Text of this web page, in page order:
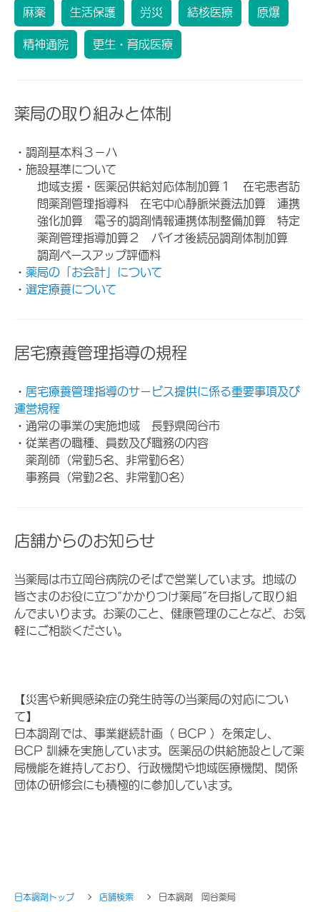
麻薬 生活保護 労災 結核医療 原爆
精神通院 更生・育成医療
薬局の取り組みと体制
・調剤基本料３－ハ
・施設基準について
地域支援・医薬品供給対応体制加算１ 在宅患者訪
問薬剤管理指導料 在宅中心静脈栄養法加算 連携
強化加算 電子的調剤情報連携体制整備加算 特定
薬剤管理指導加算２ バイオ後続品調剤体制加算
調剤ベースアップ評価料
・ 薬局の「お会計」について
・ 選定療養について
居宅療養管理指導の規程
・ 居宅療養管理指導のサービス提供に係る重要事項及び
運営規程
・通常の事業の実施地域 長野県岡谷市
・従業者の職種、員数及び職務の内容
薬剤師（常勤5名、非常勤6名）
事務員（常勤2名、非常勤0名）
店舗からのお知らせ
当薬局は市立岡谷病院のそばで営業しています。地域の
皆さまのお役に立つ“かかりつけ薬局”を目指して取り組
んでまいります。お薬のこと、健康管理のことなど、お気
軽にご相談ください。
【災害や新興感染症の発生時等の当薬局の対応につい
て】
日本調剤では、事業継続計画（ BCP ）を策定し、
BCP 訓練を実施しています。医薬品の供給施設として薬
局機能を維持しており、行政機関や地域医療機関、関係
団体の研修会にも積極的に参加しています。
日本調剤トップ 店舗検索 日本調剤 岡谷薬局